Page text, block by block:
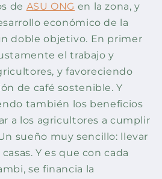
de ASU ONG en la zona, y
económico de la
doble objetivo. En primer
el trabajo y
y favoreciendo
de café sostenible. Y
también los beneficios
a los agricultores a cumplir
sueño muy sencillo: llevar
Y es que con cada
se financia la